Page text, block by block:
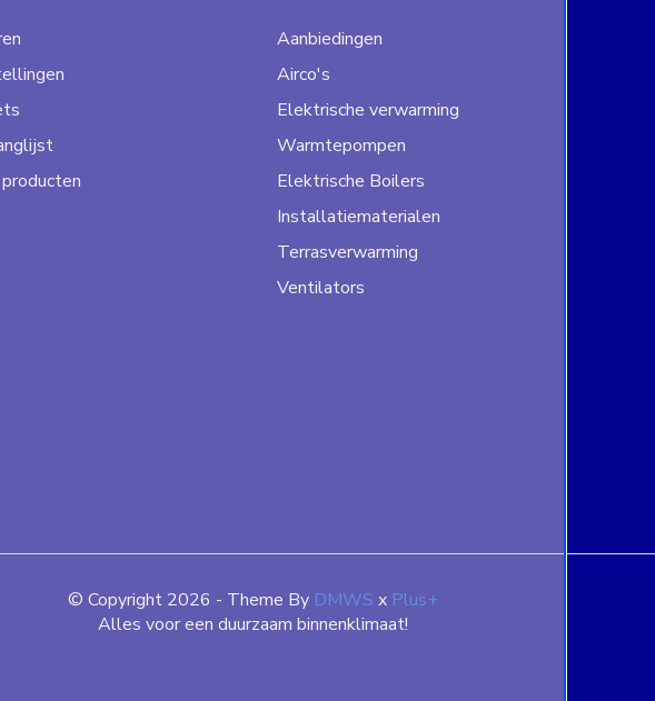
Aanbiedingen
Airco's
Elektrische verwarming
Warmtepompen
Elektrische Boilers
Installatiematerialen
Terrasverwarming
Ventilators
© Copyright 2026 - Theme By DMWS x Plus+
Alles voor een duurzaam binnenklimaat!